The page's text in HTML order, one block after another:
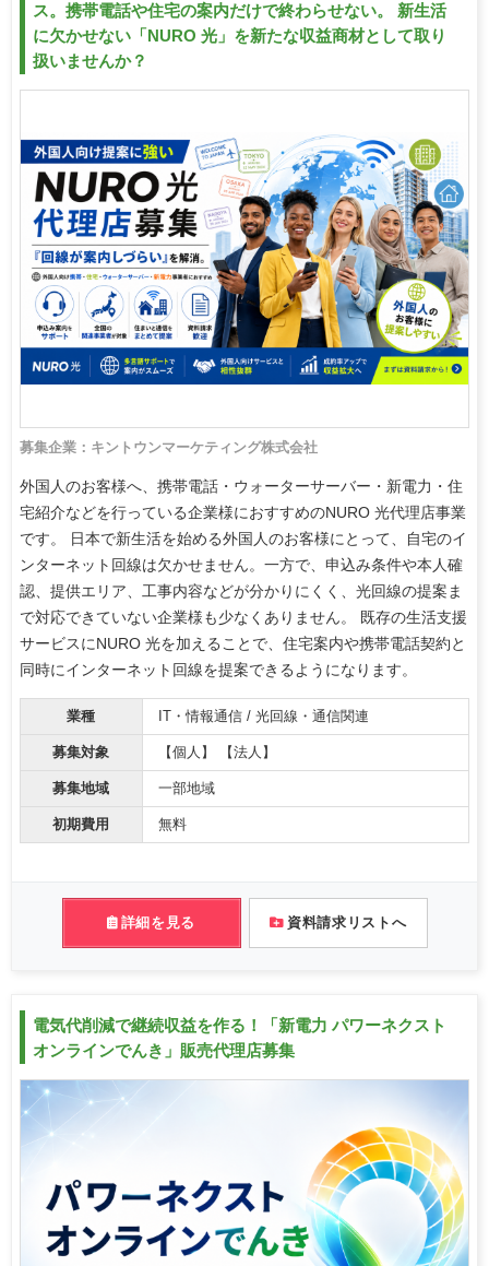
ス。携帯電話や住宅の案内だけで終わらせない。 新生活
に欠かせない「NURO 光」を新たな収益商材として取り
扱いませんか？
募集企業：キントウンマーケティング株式会社
外国人のお客様へ、携帯電話・ウォーターサーバー・新電力・住
宅紹介などを行っている企業様におすすめのNURO 光代理店事業
です。 日本で新生活を始める外国人のお客様にとって、自宅のイ
ンターネット回線は欠かせません。一方で、申込み条件や本人確
認、提供エリア、工事内容などが分かりにくく、光回線の提案ま
で対応できていない企業様も少なくありません。 既存の生活支援
サービスにNURO 光を加えることで、住宅案内や携帯電話契約と
同時にインターネット回線を提案できるようになります。
業種 IT・情報通信 / 光回線・通信関連
募集対象 【個人】 【法人】
募集地域 一部地域
初期費用 無料
詳細を見る 資料請求リストへ
電気代削減で継続収益を作る！「新電力 パワーネクスト
オンラインでんき」販売代理店募集